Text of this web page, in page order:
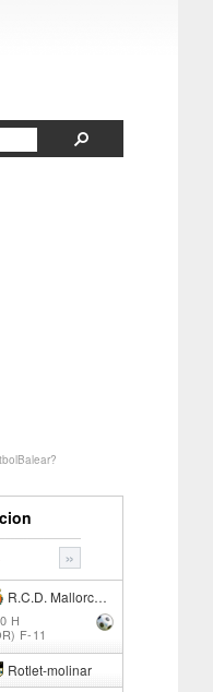
»
R.C.D. Mallorca Sad "B"
H
F-11
Rotlet-molinar